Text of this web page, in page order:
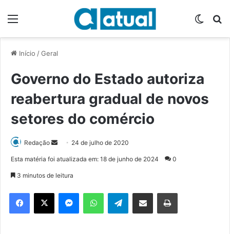
Início /Geral
Governo do Estado autoriza
reabertura gradual de novos
setores do comércio
Redação
d
e
m
24 de julho de 2020
Esta matéria foi atualizada em: 18 de junho de 2024 0
3 minutos de leitura
Telegram